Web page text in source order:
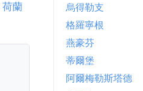
荷蘭
烏得勒支
格羅寧根
燕豪芬
蒂爾堡
阿爾梅勒斯塔德